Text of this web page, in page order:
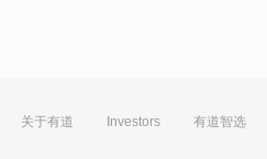
关于有道 Investors 有道智选